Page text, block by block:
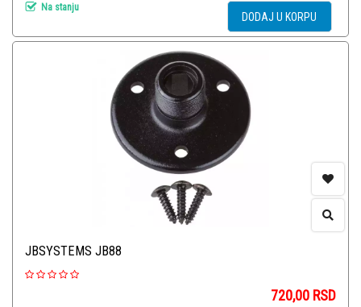
Na stanju
DODAJ U KORPU
JBSYSTEMS JB88
720,00 RSD